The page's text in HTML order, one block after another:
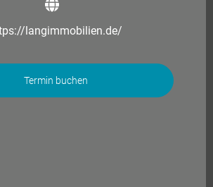
langimmobilien.de/
Termin buchen